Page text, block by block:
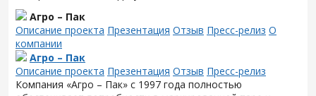
Агро – Пак
Описание проекта Презентация Отзыв Пресс-релиз О
компании
Агро – Пак
Описание проекта Презентация Отзыв Пресс-релиз
Компания «Агро – Пак» с 1997 года полностью